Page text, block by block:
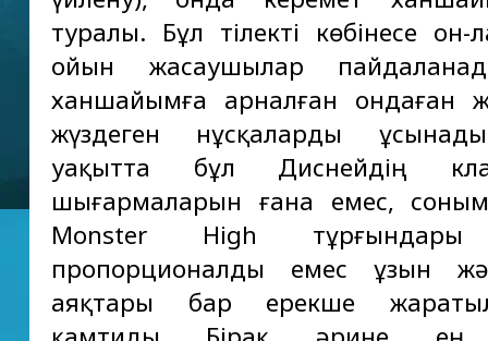
туралы. Бұл тілекті көбінесе он-
ойын жасаушылар
ханшайымға арналған ондаған
жүздеген нұсқаларды
уақытта бұл Диснейдің
шығармаларын ғана емес,
Monster High тұрғындары
пропорционалды емес ұзын
аяқтары бар ерекше